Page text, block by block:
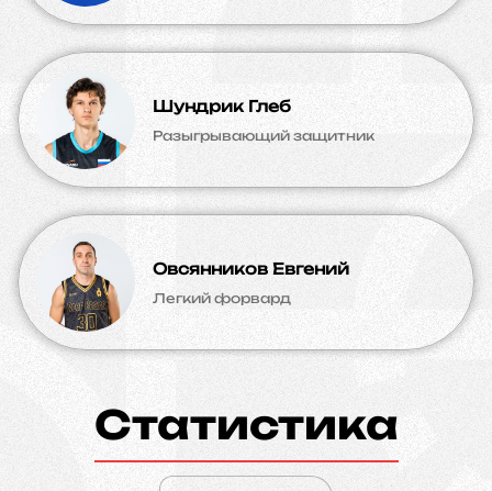
Шундрик Глеб
Разыгрывающий защитник
Овсянников Евгений
Легкий форвард
Статистика